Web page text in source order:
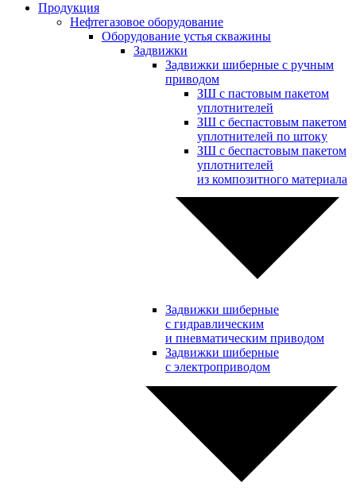
Продукция
Нефтегазовое оборудование
Оборудование устья скважины
Задвижки
Задвижки шиберные с ручным
приводом
ЗШ с пастовым пакетом
уплотнителей
ЗШ с беспастовым пакетом
уплотнителей по штоку
ЗШ с беспастовым пакетом
уплотнителей
из композитного материала
Задвижки шиберные
с гидравлическим
и пневматическим приводом
Задвижки шиберные
с электроприводом